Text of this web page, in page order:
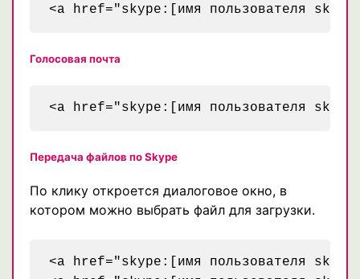
Голосовая почта
Передача файлов по Skype
По клику откроется диалоговое окно, в
котором можно выбрать файл для загрузки.
<a href="skype:[имя пользователя